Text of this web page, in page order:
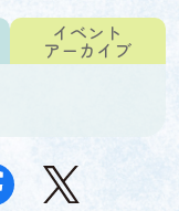
イベント
アーカイブ